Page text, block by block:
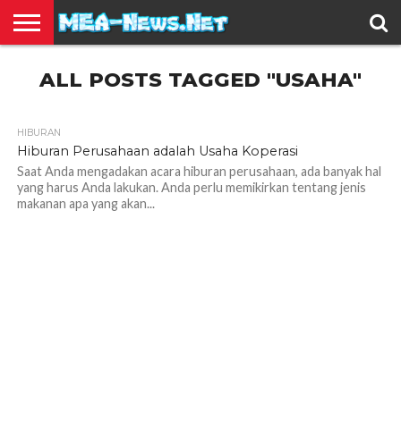
TERBARU
EDUKASI
HIBURAN
INSPIRASI
KESEHATAN
KULINER
OLAH
RAGA
OTOMOTIF
TRAVEL
JUAL
BELI
ALL POSTS TAGGED "USAHA"
HIBURAN
Hiburan Perusahaan adalah Usaha Koperasi
Saat Anda mengadakan acara hiburan perusahaan, ada banyak hal
yang harus Anda lakukan. Anda perlu memikirkan tentang jenis
makanan apa yang akan...